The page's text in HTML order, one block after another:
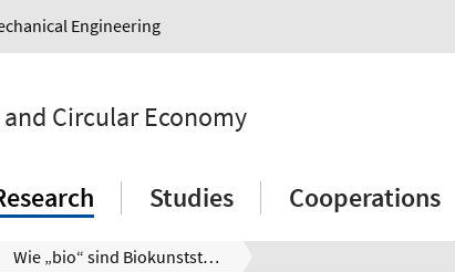
Engineering
Circular Economy
Studies Cooperations
Wie „bio“ sind Biokunststoffe? Die Nachhaltigkeit von zuckerbasierten und konventionellen Kunststoffen im Fokus.